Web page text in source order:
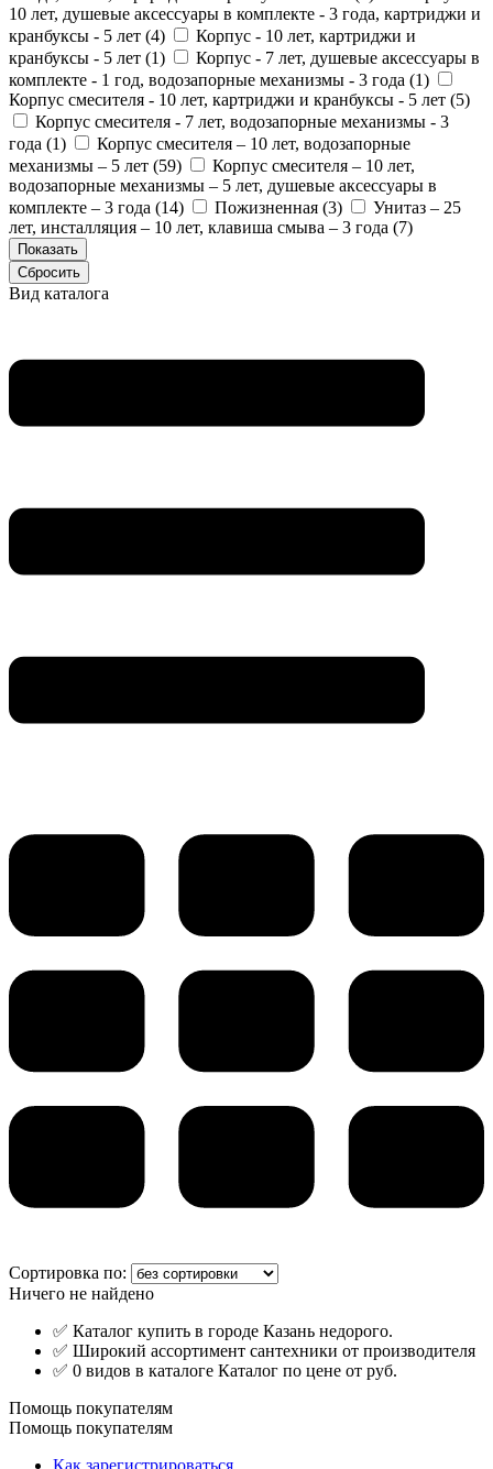
10 лет, душевые аксессуары в комплекте - 3 года, картриджи и
кранбуксы - 5 лет (4)
Корпус - 10 лет, картриджи и
кранбуксы - 5 лет (1)
Корпус - 7 лет, душевые аксессуары в
комплекте - 1 год, водозапорные механизмы - 3 года (1)
Корпус смесителя - 10 лет, картриджи и кранбуксы - 5 лет (5)
Корпус смесителя - 7 лет, водозапорные механизмы - 3
года (1)
Корпус смесителя – 10 лет, водозапорные
механизмы – 5 лет (59)
Корпус смесителя – 10 лет,
водозапорные механизмы – 5 лет, душевые аксессуары в
комплекте – 3 года (14) Пожизненная (3)
Унитаз – 25
лет, инсталляция – 10 лет, клавиша смыва – 3 года (7)
Вид каталога
Сортировка по:
Ничего не найдено
✅ Каталог купить в городе Казань недорого.
✅ Широкий ассортимент сантехники от производителя
✅ 0 видов в каталоге Каталог по цене от руб.
Помощь покупателям
Помощь покупателям
Как зарегистрироваться